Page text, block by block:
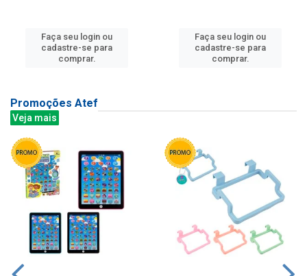
Faça seu login ou
cadastre-se para
comprar.
Faça seu login ou
cadastre-se para
comprar.
Promoções Atef
Veja mais